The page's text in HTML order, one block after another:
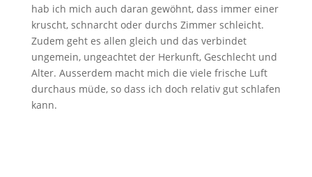
hab ich mich auch daran gewöhnt, dass immer einer
kruscht, schnarcht oder durchs Zimmer schleicht.
Zudem geht es allen gleich und das verbindet
ungemein, ungeachtet der Herkunft, Geschlecht und
Alter. Ausserdem macht mich die viele frische Luft
durchaus müde, so dass ich doch relativ gut schlafen
kann.